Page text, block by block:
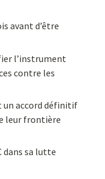
avant d’être
l’instrument
contre les
un accord définitif
leur frontière
dans sa lutte